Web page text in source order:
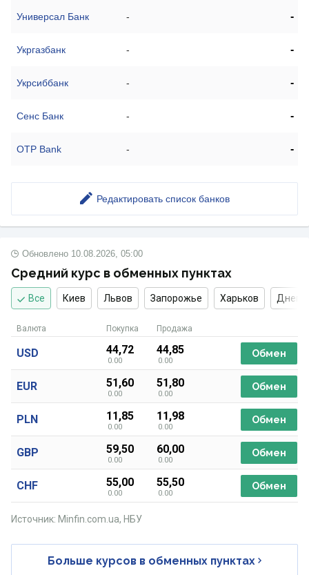
Универсал Банк - -
Укргазбанк - -
Укрсиббанк - -
Сенс Банк - -
OTP Bank - -
Редактировать список банков
Средний курс в обменных пунктах
Обновлено 10.08.2026, 05:00
Все Киев Львов Запорожье Харьков Днепр
Валюта Покупка Продажа
USD 44,72
0.00
44,85
0.00
Обмен
EUR 51,60
0.00
51,80
0.00
Обмен
PLN 11,85
0.00
11,98
0.00
Обмен
GBP 59,50
0.00
60,00
0.00
Обмен
CHF 55,00
0.00
55,50
0.00
Обмен
Больше курсов в обменных пунктах
Источник: Minfin.com.ua, НБУ